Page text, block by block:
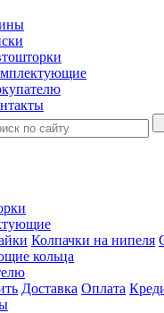
Колпачки на нипеля
кольца
Доставка Оплата